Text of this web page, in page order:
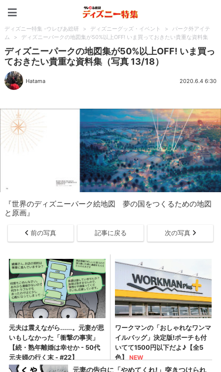
ディズニー特集 -ウレぴあ総研 > ディズニーグッズ・イベント >
パーク外アイテ
ム
> ディズニーパークの地図集が50%以上OFF! いま買っておきたい貴重な資料集
ディズニーパークの地図集が50%以上OFF! いま買っ
ておきたい貴重な資料集（写真 13/18）
Hatama 2020.6.4 6:30
『世界のディズニーパーク絵地図 夢の国をつくるための地図
と原画』
前の写真 記事に戻る 次の写真